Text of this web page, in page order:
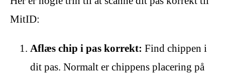
MitID:
Aflæs chip i pas korrekt: Find chippen i
dit pas. Normalt er chippens placering på